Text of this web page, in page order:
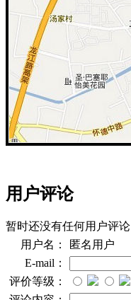
用户评论
暂时还没有任何用户评论
用户名：
匿名用户
E-mail：
评价等级：